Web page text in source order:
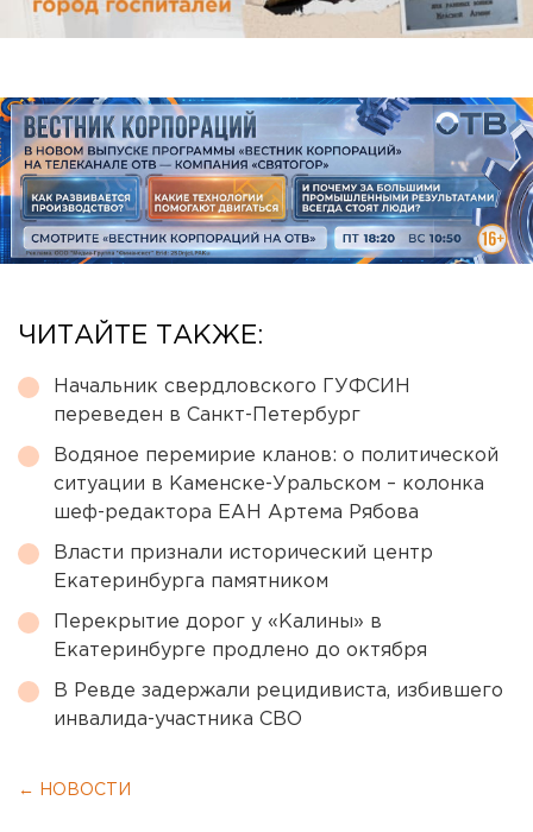
ЧИТАЙТЕ ТАКЖЕ:
Начальник свердловского ГУФСИН
переведен в Санкт-Петербург
Водяное перемирие кланов: о политической
ситуации в Каменске-Уральском – колонка
шеф-редактора ЕАН Артема Рябова
Власти признали исторический центр
Екатеринбурга памятником
Перекрытие дорог у «Калины» в
Екатеринбурге продлено до октября
В Ревде задержали рецидивиста, избившего
инвалида-участника СВО
← НОВОСТИ